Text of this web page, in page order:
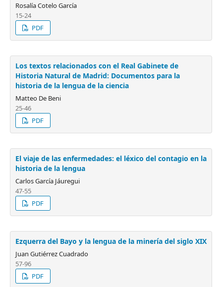
Rosalía Cotelo García
15-24
PDF
Los textos relacionados con el Real Gabinete de
Historia Natural de Madrid: Documentos para la
historia de la lengua de la ciencia
Matteo De Beni
25-46
PDF
El viaje de las enfermedades: el léxico del contagio en la
historia de la lengua
Carlos García Jáuregui
47-55
PDF
Ezquerra del Bayo y la lengua de la minería del siglo XIX
Juan Gutiérrez Cuadrado
57-96
PDF